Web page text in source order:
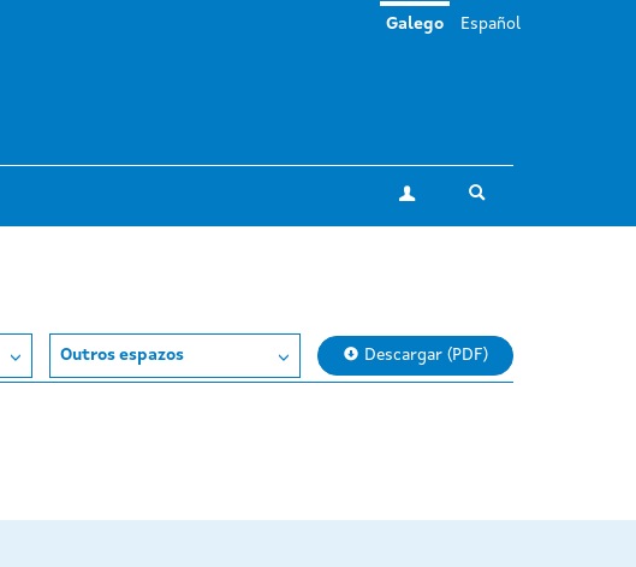
A miña conta
Galego Español
Outros espazos Descargar (PDF)